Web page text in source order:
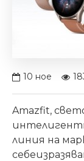
10 ное
Amazfit,
линия на